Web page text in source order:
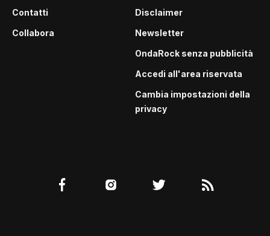
Contatti
Collabora
Disclaimer
Newsletter
OndaRock senza pubblicità
Accedi all'area riservata
Cambia impostazioni della
privacy